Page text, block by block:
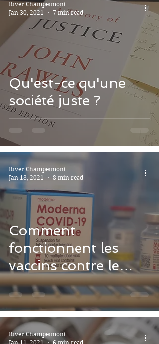
Qu'est-ce qu'une
société juste ?
River Champeimont
Jan 30, 2021
7 min read
Comment
fonctionnent les
vaccins contre le
coronavirus ?
River Champeimont
Jan 18, 2021
8 min read
River Champeimont
Jan 11, 2021
6 min read